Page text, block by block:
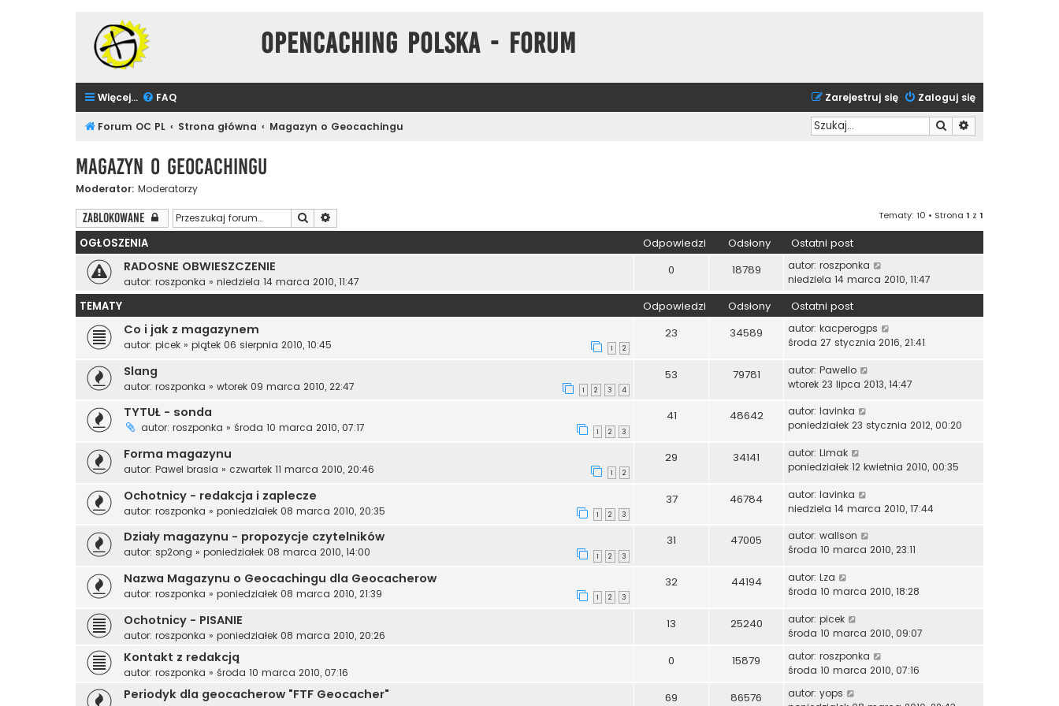
Opencaching Polska - Forum
Więcej… FAQ Zaloguj się
Zarejestruj się
Forum OC PL Strona główna Magazyn o Geocachingu Szukaj
Magazyn o Geocachingu
Moderator: Moderatorzy
Zablokowane Szukaj Tematy: 10 • Strona 1 z 1
OGŁOSZENIA Odpowiedzi Odsłony Ostatni post
RADOSNE OBWIESZCZENIE
autor: roszponka » niedziela 14 marca 2010, 11:47
0 18789 autor: roszponka
niedziela 14 marca 2010, 11:47
TEMATY Odpowiedzi Odsłony Ostatni post
Co i jak z magazynem
autor: picek » piątek 06 sierpnia 2010, 10:45 1 2
23 34589 autor: kacperogps
środa 27 stycznia 2016, 21:41
Slang
autor: roszponka » wtorek 09 marca 2010, 22:47 1 2 3 4
53 79781 autor: Pawello
wtorek 23 lipca 2013, 14:47
TYTUŁ - sonda
autor: roszponka » środa 10 marca 2010, 07:17 1 2 3
41 48642 autor: lavinka
poniedziałek 23 stycznia 2012, 00:20
Forma magazynu
autor: Pawel brasia » czwartek 11 marca 2010, 20:46 1 2
29 34141 autor: Limak
poniedziałek 12 kwietnia 2010, 00:35
Ochotnicy - redakcja i zaplecze
autor: roszponka » poniedziałek 08 marca 2010, 20:35 1 2 3
37 46784 autor: lavinka
niedziela 14 marca 2010, 17:44
Działy magazynu - propozycje czytelników
autor: sp2ong » poniedziałek 08 marca 2010, 14:00 1 2 3
31 47005 autor: wallson
środa 10 marca 2010, 23:11
Nazwa Magazynu o Geocachingu dla Geocacherow
autor: roszponka » poniedziałek 08 marca 2010, 21:39 1 2 3
32 44194 autor: Lza
środa 10 marca 2010, 18:28
Ochotnicy - PISANIE
autor: roszponka » poniedziałek 08 marca 2010, 20:26
13 25240 autor: picek
środa 10 marca 2010, 09:07
Kontakt z redakcją
autor: roszponka » środa 10 marca 2010, 07:16
0 15879 autor: roszponka
środa 10 marca 2010, 07:16
Periodyk dla geocacherow "FTF Geocacher" 69 86576 autor: yops